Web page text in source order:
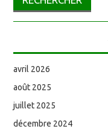
avril 2026
août 2025
juillet 2025
décembre 2024